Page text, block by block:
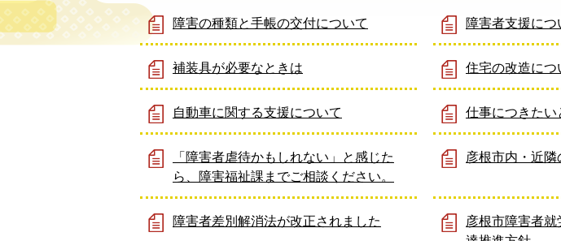
障害の種類と手帳の交付について
障害者支援につ
補装具が必要なときは 住宅の改造につ
自動車に関する支援について 仕事につきたい
「障害者虐待かもしれない」と感じた
ら、障害福祉課までご相談ください。
彦根市内・近
障害者差別解消法が改正されました
彦根市障害者